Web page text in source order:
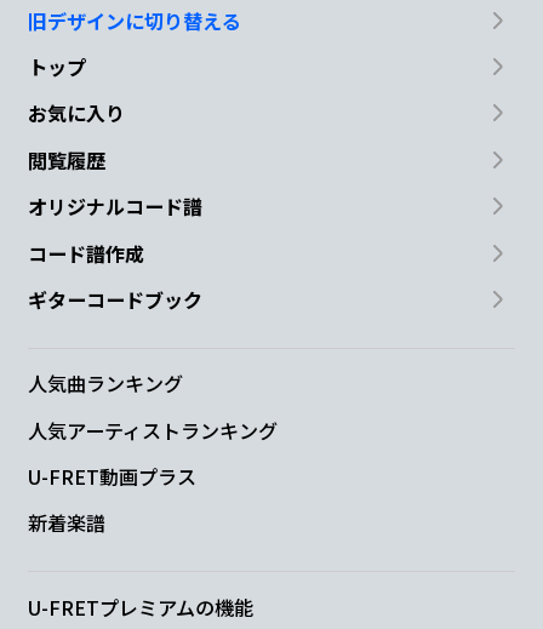
旧デザインに切り替える
トップ
お気に入り
閲覧履歴
オリジナルコード譜
コード譜作成
ギターコードブック
人気曲ランキング
人気アーティストランキング
U-FRET動画プラス
新着楽譜
U-FRETプレミアムの機能